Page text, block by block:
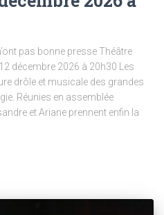
pas bonne presse Théâtre
décembre 2026 à 20h30 Les
drôle et musicale des grandes
Réunies en assemblée
et Ariane prennent enfin la